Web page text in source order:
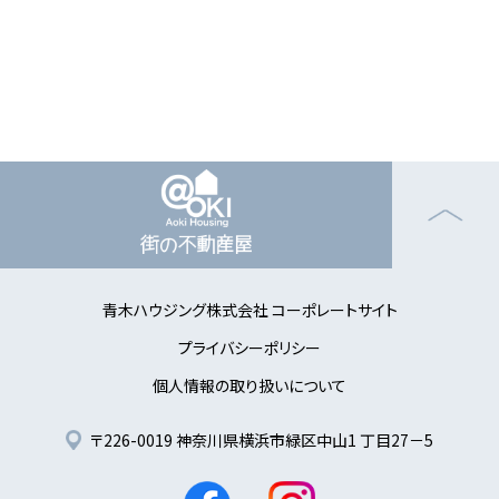
青木ハウジング株式会社 コーポレートサイト
プライバシーポリシー
個人情報の取り扱いについて
〒226-0019 神奈川県横浜市緑区中山1 丁目27－5